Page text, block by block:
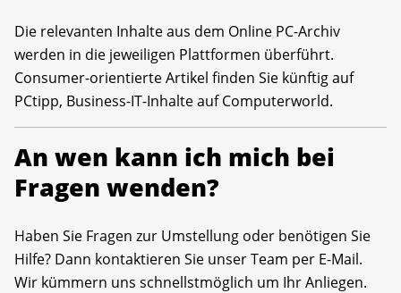
Die relevanten Inhalte aus dem Online PC-Archiv
werden in die jeweiligen Plattformen überführt.
Consumer-orientierte Artikel finden Sie künftig auf
PCtipp, Business-IT-Inhalte auf Computerworld.
An wen kann ich mich bei
Fragen wenden?
Haben Sie Fragen zur Umstellung oder benötigen Sie
Hilfe? Dann kontaktieren Sie unser Team per E-Mail.
Wir kümmern uns schnellstmöglich um Ihr Anliegen.